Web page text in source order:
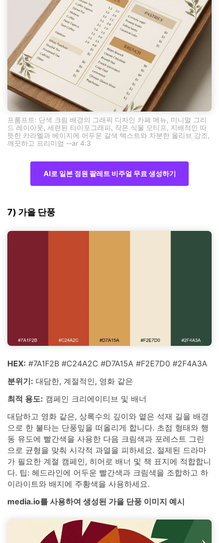
프롬프트: 단색 크림 배경의 그래픽 디자인 카페 메뉴, 미니멀 그리
드 레이아웃, 세련된 타이포그래피, 작은 식물 모티프, 지배적인 따
뜻한 카라멜과 베이지에 어두운 갈색 텍스트와 차분한 올리브 강조,
깨끗하고 프리미엄 --ar 4:3
AI로 일본 정원 팔레트 비주얼 무료 생성하기
7) 가을 단풍
HEX: #7A1F2B #C24A2C #D7A15A #F2E7D0 #2F4A3A
분위기: 대담한, 계절적인, 영화 같은
최적 용도: 캠페인 크리에이티브 및 배너
대담하고 영화 같은, 상록수의 깊이와 옅은 석재 길을 배경
으로 한 불타는 단풍잎을 떠올리게 합니다. 초점 형태와 행
동 유도에 빨간색을 사용한 다음 크림색과 포레스트 그린
으로 균형을 맞춰 시각적 과열을 피하세요. 절제된 드라마
가 필요한 계절 캠페인, 히어로 배너 및 책 표지에 적합합니
다. 팁: 헤드라인에 어두운 빨간색과 크림색을 조합하고 하
이라이트와 배지에 주황색을 사용하세요.
media.io를 사용하여 생성된 가을 단풍 이미지 예시